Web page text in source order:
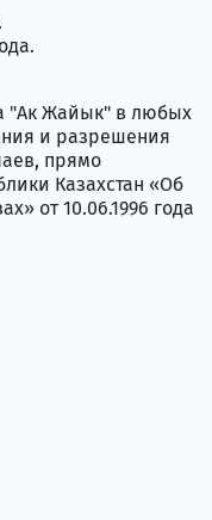
"Ак Жайык" в любых
и разрешения
прямо
Казахстан «Об
от 10.06.1996 года